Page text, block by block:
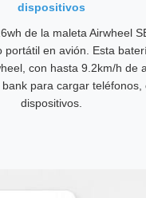
dispositivos
de la maleta Airwheel
en avión. Esta
con hasta 9.2km/h de
para cargar
dispositivos.